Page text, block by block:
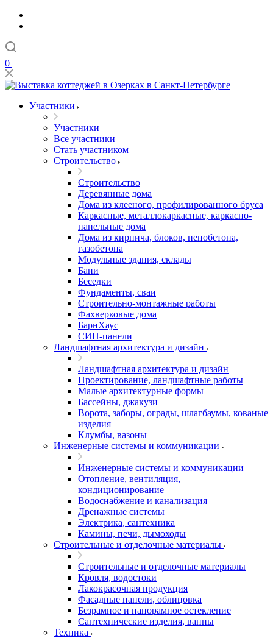
0
Участники
Участники
Все участники
Стать участником
Строительство
Строительство
Деревянные дома
Дома из клееного, профилированного бруса
Каркасные, металлокаркасные, каркасно-
панельные дома
Дома из кирпича, блоков, пенобетона,
газобетона
Модульные здания, склады
Бани
Беседки
Фундаменты, сваи
Строительно-монтажные работы
Фахверковые дома
БарнХаус
СИП-панели
Ландшафтная архитектура и дизайн
Ландшафтная архитектура и дизайн
Проектирование, ландшафтные работы
Малые архитектурные формы
Бассейны, джакузи
Ворота, заборы, ограды, шлагбаумы, кованые
изделия
Клумбы, вазоны
Инженерные системы и коммуникации
Инженерные системы и коммуникации
Отопление, вентиляция,
кондиционирование
Водоснабжение и канализация
Дренажные системы
Электрика, сантехника
Камины, печи, дымоходы
Строительные и отделочные материалы
Строительные и отделочные материалы
Кровля, водостоки
Лакокрасочная продукция
Фасадные панели, облицовка
Безрамное и панорамное остекление
Сантехнические изделия, ванны
Техника